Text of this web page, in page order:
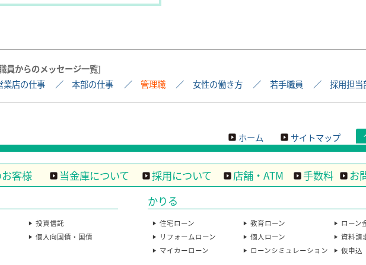
員からのメッセージ一覧
業店の仕事
本部の仕事 管理職 女性の働き方 若手職員 採用担当
ホーム サイトマップ
客様 当金庫について 採用について 店舗・ATM 手数料 お
投資信託
個人向国債・国債
かりる
住宅ローン 教育ローン
ローン
リフォームローン
個人ローン
資料請
マイカーローン
ローンシミュレーション 仮申込